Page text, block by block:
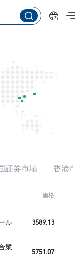
証券市場 香港市
価格
ル 3589.13
衆
5751.07